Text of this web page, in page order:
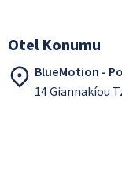
Otel Konumu
BlueMotion -
14 Giannakíou